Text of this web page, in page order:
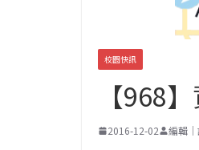
校園快訊
【968
2016-12-02 編輯